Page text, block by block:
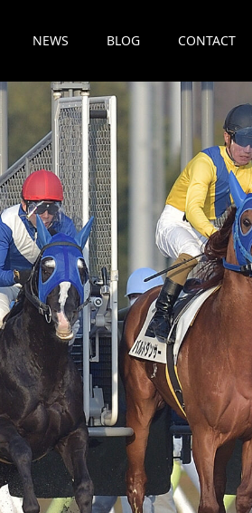
NEWS BLOG CONTACT